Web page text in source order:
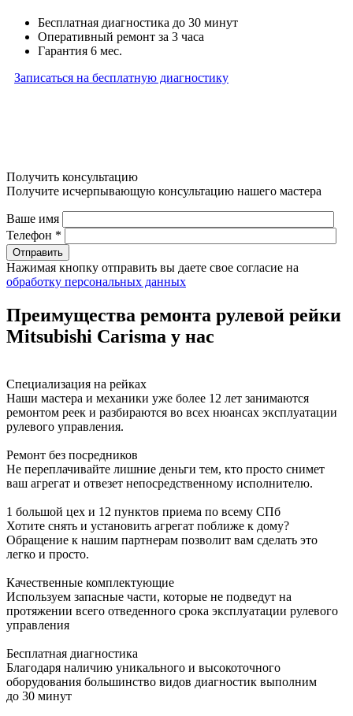
Бесплатная диагностика до 30 минут
Оперативный ремонт за 3 часа
Гарантия 6 мес.
Записаться на бесплатную диагностику
Получить консультацию
Получите исчерпывающую консультацию нашего мастера
Ваше имя
Телефон *
Нажимая кнопку отправить вы даете свое согласие на
обработку персональных данных
Преимущества ремонта рулевой рейки
Mitsubishi Carisma у нас
Специализация на рейках
Наши мастера и механики уже более 12 лет занимаются
ремонтом реек и разбираются во всех нюансах эксплуатации
рулевого управления.
Ремонт без посредников
Не переплачивайте лишние деньги тем, кто просто снимет
ваш агрегат и отвезет непосредственному исполнителю.
1 большой цех и 12 пунктов приема по всему СПб
Хотите снять и установить агрегат поближе к дому?
Обращение к нашим партнерам позволит вам сделать это
легко и просто.
Качественные комплектующие
Используем запасные части, которые не подведут на
протяжении всего отведенного срока эксплуатации рулевого
управления
Бесплатная диагностика
Благодаря наличию уникального и высокоточного
оборудования большинство видов диагностик выполним
до 30 минут